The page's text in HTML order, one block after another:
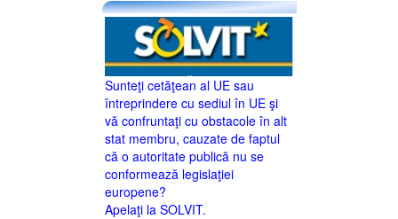
Sunteţi cetăţean al UE sau
întreprindere cu sediul în UE şi
vă confruntaţi cu obstacole în alt
stat membru, cauzate de faptul
că o autoritate publică nu se
conformează legislaţiei
europene?
Apelaţi la SOLVIT.